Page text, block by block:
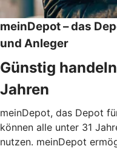
meinDepot – das
und Anleger
Günstig
Jahren
meinDepot, das Depot
können alle unter 31
nutzen. meinDepot